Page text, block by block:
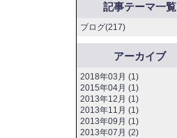
記事テーマ一覧
ブログ(217)
アーカイブ
2018年03月 (1)
2015年04月 (1)
2013年12月 (1)
2013年11月 (1)
2013年09月 (1)
2013年07月 (2)